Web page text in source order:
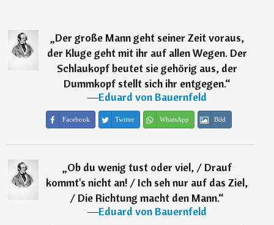
„Der große Mann geht seiner Zeit voraus,
der Kluge geht mit ihr auf allen Wegen. Der
Schlaukopf beutet sie gehörig aus, der
Dummkopf stellt sich ihr entgegen.“
―Eduard von Bauernfeld
Facebook Twitter WhatsApp Bild
„Ob du wenig tust oder viel, / Drauf
kommt's nicht an! / Ich seh nur auf das Ziel,
/ Die Richtung macht den Mann.“
―Eduard von Bauernfeld